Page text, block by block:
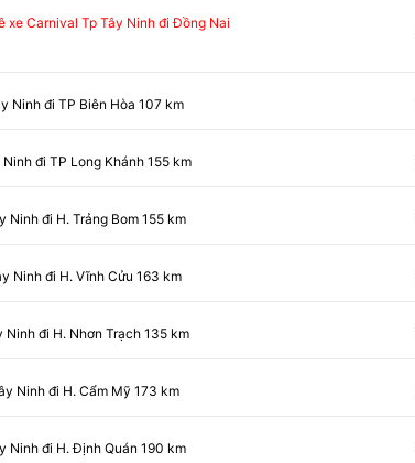
xe Carnival Tp Tây Ninh đi Đồng Nai
Ninh đi TP Biên Hòa 107 km
Ninh đi TP Long Khánh 155 km
Ninh đi H. Trảng Bom 155 km
Ninh đi H. Vĩnh Cửu 163 km
Ninh đi H. Nhơn Trạch 135 km
Ninh đi H. Cẩm Mỹ 173 km
Ninh đi H. Định Quán 190 km